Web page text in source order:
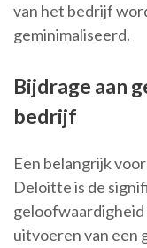
van het bedrijf
geminimaliseerd.
Bijdrage aan
bedrijf
Een belangrijk
Deloitte is de
uitvoeren van een